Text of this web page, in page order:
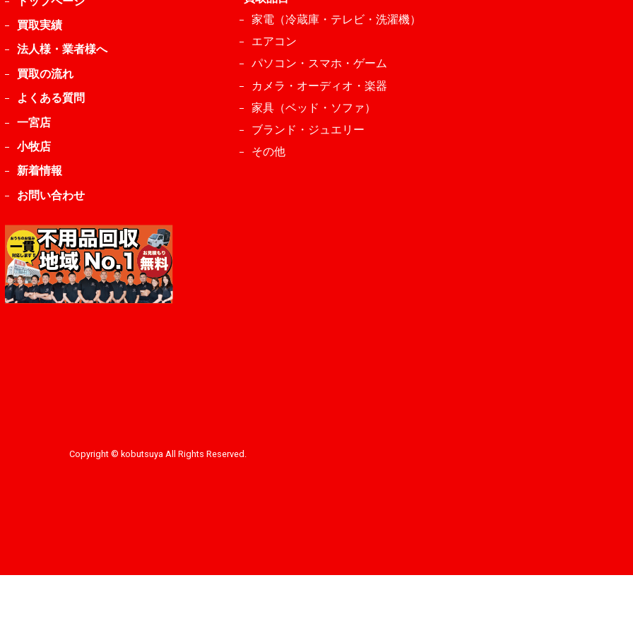
買取実績
法人様・業者様へ
買取の流れ
よくある質問
一宮店
小牧店
新着情報
お問い合わせ
家電（冷蔵庫・テレビ・洗濯機）
エアコン
パソコン・スマホ・ゲーム
カメラ・オーディオ・楽器
家具（ベッド・ソファ）
ブランド・ジュエリー
その他
Copyright © kobutsuya All Rights Reserved.